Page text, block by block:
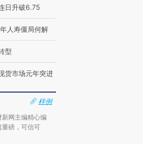
日升破6.75
人寿僵局何解
型
货市场元年突进
样例
网主编精心编
磅，可信可